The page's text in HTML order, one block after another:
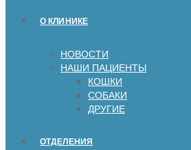
О КЛИНИКЕ
НОВОСТИ
НАШИ ПАЦИЕНТЫ
КОШКИ
СОБАКИ
ДРУГИЕ
ОТДЕЛЕНИЯ